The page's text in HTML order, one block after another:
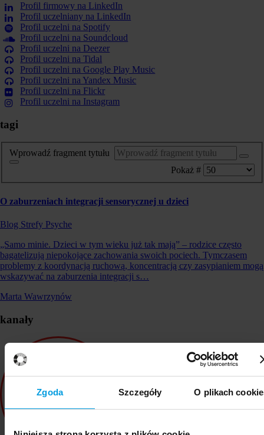
Zgoda Szczegóły O plikach
Profil firmowy na LinkedIn
Profil uczelniany na LinkedIn
Profil uczelni na Spotify
Profil uczelni na Soundcloud
Profil uczelni na Deezer
Profil uczelni na Tidal
Profil uczelni na Google Play Music
Profil uczelni na Yandex Music
Profil uczelni na Flickr
Profil uczelni na Instagram
tagi
Wprowadź fragment tytułu
Pokaż #
O zaburzeniach integracji sensorycznej u dzieci
Blog Strefy Psyche
„Samo minie. Dzieci w tym wieku już tak mają” – rodzice często
bagatelizują niepokojące zachowania swoich pociech. Tymczasem
problemy z koordynacją ruchową, koncentracją czy zasypianiem mogą
wskazywać na zaburzenia integracji s…
Marta Wawrzynów
kanały